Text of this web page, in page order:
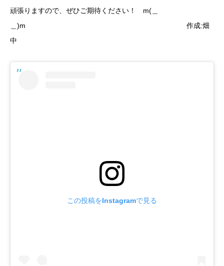
頑張りますので、ぜひご期待ください！ m(＿
＿)m 作成:畑
中
この投稿をInstagramで見る